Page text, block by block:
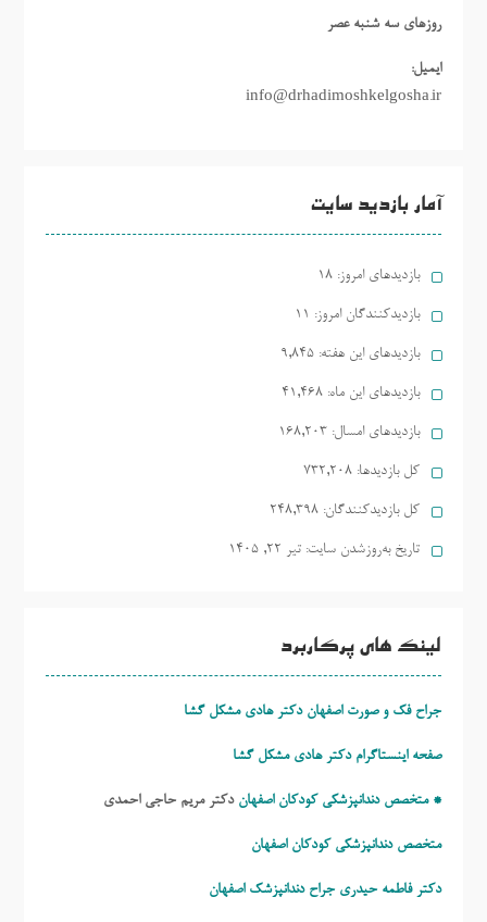
روزهاي سه شنبه عصر
ایمیل:
info@drhadimoshkelgosha.ir
آمار بازدید سایت
بازدیدهای امروز: 18
بازدیدکنندگان امروز: 11
بازدیدهای این هفته: 9,845
بازدیدهای این ماه: 41,468
بازدیدهای امسال: 168,203
کل بازدیدها: 732,208
کل بازدیدکنند‌گان: 248,398
تاریخ به‌روزشدن سایت: تیر ۲۲, ۱۴۰۵
لینک های پرکاربرد
جراح فک و صورت اصفهان دکتر هادی مشکل گشا
صفحه اینستاگرام دکتر هادی مشکل گشا
* متخصص دندانپزشکی کودکان اصفهان دکتر مریم حاجی احمدی
متخصص دندانپزشکی کودکان اصفهان
دکتر فاطمه حیدری جراح دندانپزشک اصفهان